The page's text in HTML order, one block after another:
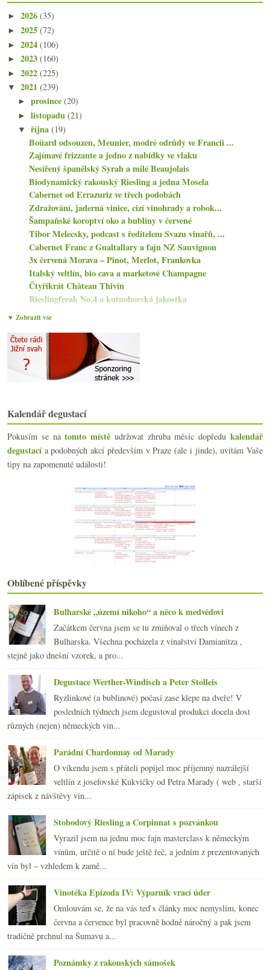
► 2026 (35)
► 2025 (72)
► 2024 (106)
► 2023 (160)
► 2022 (225)
▼ 2021 (239)
►prosince(20)
►listopadu(21)
▼října(19)
Boüard odsouzen, Meunier, modré odrůdy ve Francii ...
Zajímavé frizzante a jedno z nabídky ve vlaku
Nesířený španělský Syrah a milé Beaujolais
Biodynamický rakouský Riesling a jedna Mosela
Cabernet od Errazuriz ve třech podobách
Zdražování, jaderná vinice, cizí vinohrady a robok...
Šampaňské koroptví oko a bubliny v červené
Tibor Melecsky, podcast s ředitelem Svazu vinařů, ...
Cabernet Franc z Gualtallary a fajn NZ Sauvignon
3x červená Morava – Pinot, Merlot, Frankovka
Italský veltlín, bio cava a marketové Champagne
Čtyřikrát Château Thivin
Rieslingfreak No.4 a kutnohorská jakostka
Plechovky nevadí, problémy v St.Emilionu, šumivý C...
Bílá Frankovka a slovenský Viognier z vajíčka
Pinot z Galileje a chutné mořské Albariño
Veltlín a ryzlinky z brněnských vináren
Bio Hibernal od Michlovského a bohémka roséčko
► srpna
►července(15)
►června(22)
►května(21)
►dubna(20)
►2016(250)
►2015(251)
►2014(254)
►2013(249)
► 2012(254)
►2011(252)
►2010(249)
2009 (249)
►2008(270)
►2007(108)
▼ Zobrazit vše
Kalendář degustací
Pokusím se natomto místě udržovat zhruba měsíc dopředukalendář
degustacía podobných akcí především v Praze (ale i jinde), uvítám Vaše
tipy na zapomenuté události!
Oblíbené příspěvky
Bulharské „území nikoho“ a něco k medvědovi
Začátkem června jsem se tu zmiňoval o třech vínech z
Bulharska. Všechna pocházela z vinařství Damianitza ,
stejně jako dnešní vzorek, a pro...
Degustace Werther-Windisch a Peter Stolleis
Ryzlinkové (a bublinové) počasí zase klepe na dveře! V
posledních týdnech jsem degustoval produkci docela dost
různých (nejen) německých vin...
Parádní Chardonnay od Marady
O víkendu jsem s přáteli popíjel moc příjemný nazrálejší
veltlín z josefovské Kukvičky od Petra Marady ( web , starší
zápisek z návštěvy vin...
Stobodový Riesling a Corpinnat s pozvánkou
Vyrazil jsem na jednu moc fajn masterclass k německým
vínům, určitě o ní bude ještě řeč, a jedním z prezentovaných
vín byl – vzhledem k zamě...
Vinotéka Epizoda IV: Výparník vrací úder
Omlouvám se, že na vás teď s články moc nemyslím, konec
června a července byl pracovně hodně náročný a pak jsem
tradičně prchnul na Šumavu a...
Poznámky z rakouských sámošek